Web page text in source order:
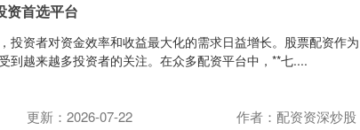
资首选平台
投资者对资金效率和收益最大化的需求日益增长。股票配资作为
到越来越多投资者的关注。在众多配资平台中，**七....
更新：2026-07-22
作者：配资资深炒股